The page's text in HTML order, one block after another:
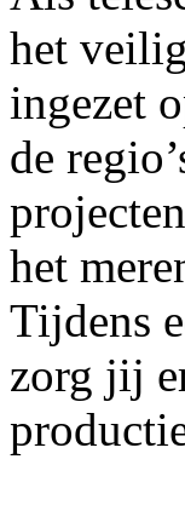
het
ingezet
de
het
Tijdens
zorg jij